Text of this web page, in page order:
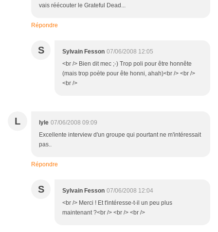
vais réécouter le Grateful Dead...
Répondre
S Sylvain Fesson 07/06/2008 12:05
<br /> Bien dit mec ;-) Trop poli pour être honnête
(mais trop poète pour ête honni, ahah)<br /> <br />
<br />
L lyle 07/06/2008 09:09
Excellente interview d'un groupe qui pourtant ne m'intéressait
pas..
Répondre
S Sylvain Fesson 07/06/2008 12:04
<br /> Merci ! Et t'intéresse-t-il un peu plus
maintenant ?<br /> <br /> <br />